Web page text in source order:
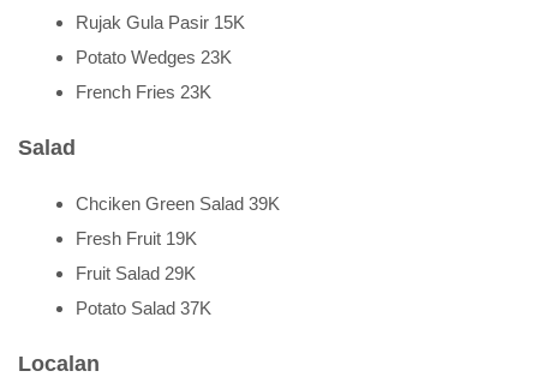
Rujak Gula Pasir 15K
Potato Wedges 23K
French Fries 23K
Salad
Chciken Green Salad 39K
Fresh Fruit 19K
Fruit Salad 29K
Potato Salad 37K
Localan